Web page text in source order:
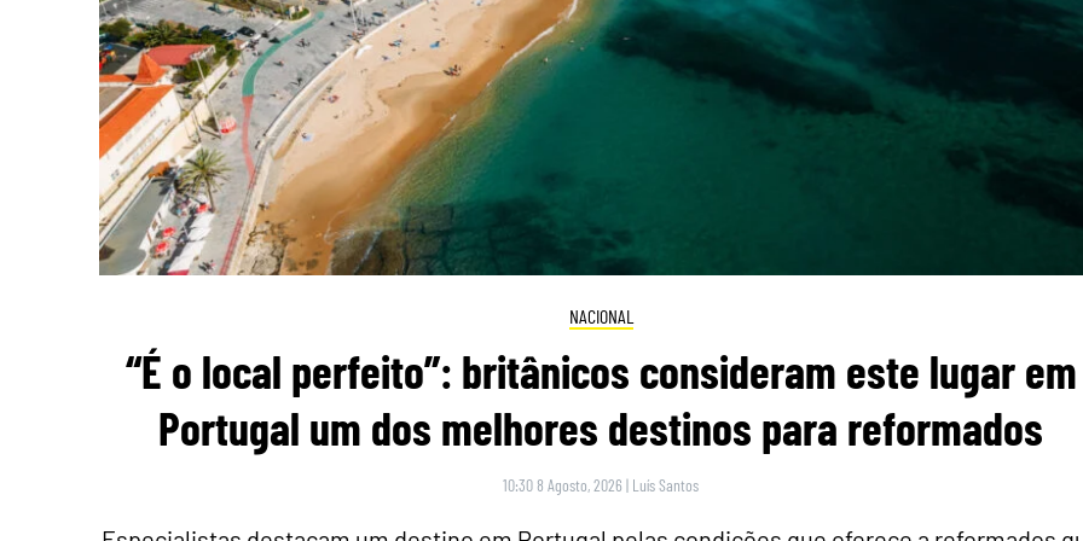
NACIONAL
“É o local perfeito”: britânicos consideram este lugar em
Portugal um dos melhores destinos para reformados
10:30 8 Agosto, 2026 | Luís Santos